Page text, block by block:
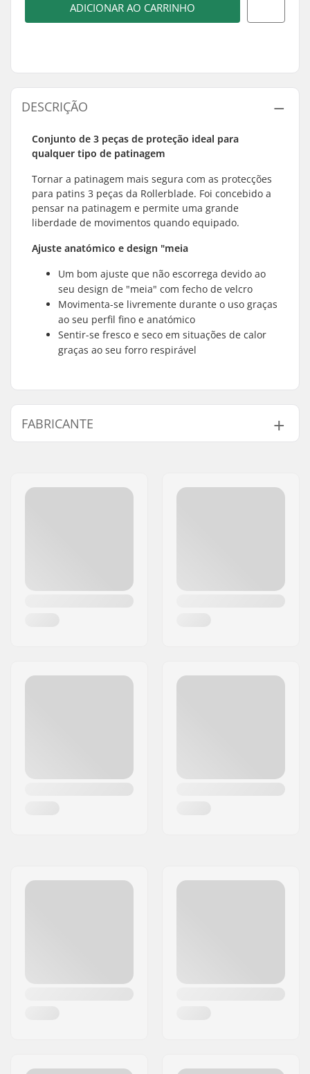
ADICIONAR AO CARRINHO
DESCRIÇÃO
Conjunto de 3 peças de proteção ideal para
qualquer tipo de patinagem
Tornar a patinagem mais segura com as protecções
para patins 3 peças da Rollerblade. Foi concebido a
pensar na patinagem e permite uma grande
liberdade de movimentos quando equipado.
Ajuste anatómico e design "meia
Um bom ajuste que não escorrega devido ao
seu design de "meia" com fecho de velcro
Movimenta-se livremente durante o uso graças
ao seu perfil fino e anatómico
Sentir-se fresco e seco em situações de calor
graças ao seu forro respirável
FABRICANTE
31040